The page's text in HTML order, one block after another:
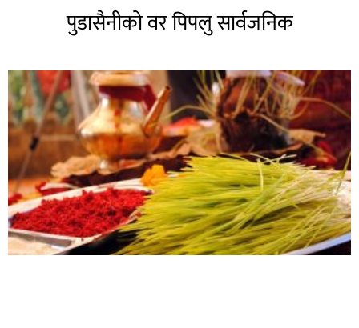
पुडासैनीको वर पिपलु सार्वजनिक